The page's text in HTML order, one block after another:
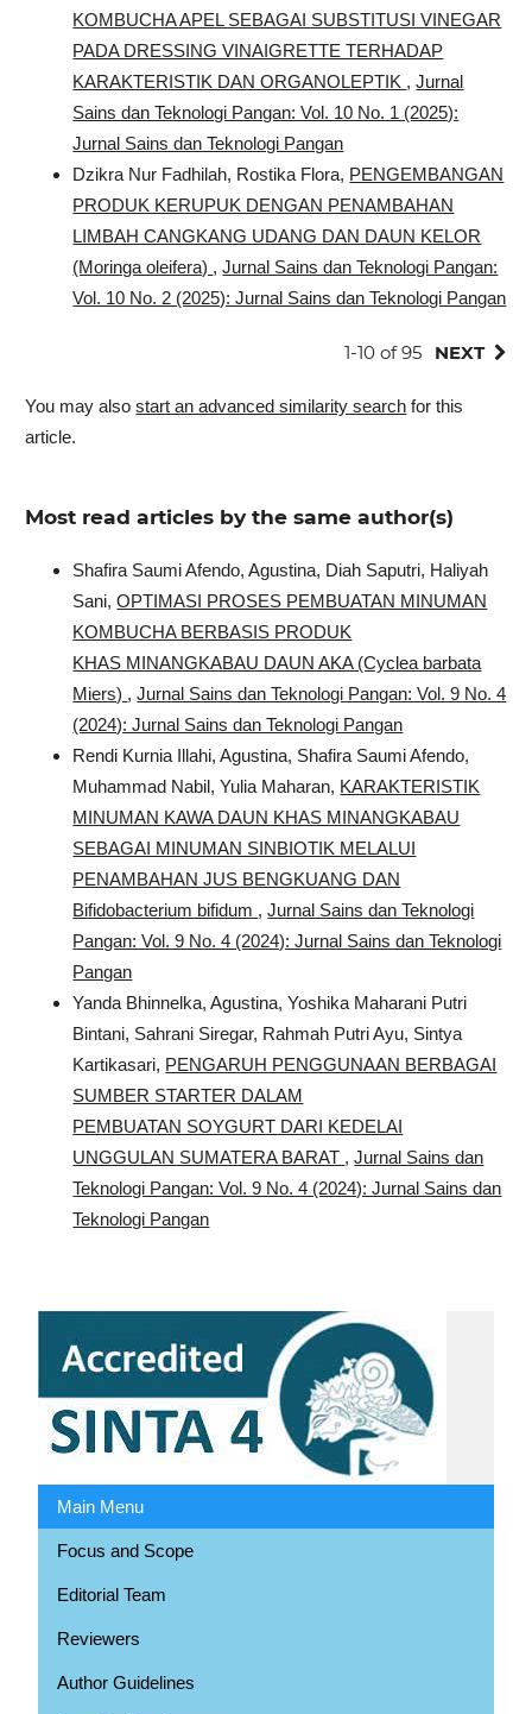
KOMBUCHA APEL SEBAGAI SUBSTITUSI VINEGAR
PADA DRESSING VINAIGRETTE TERHADAP
KARAKTERISTIK DAN ORGANOLEPTIK ,Jurnal
Sains dan Teknologi Pangan: Vol. 10 No. 1 (2025):
Jurnal Sains dan Teknologi Pangan
Dzikra Nur Fadhilah, Rostika Flora, PENGEMBANGAN
PRODUK KERUPUK DENGAN PENAMBAHAN
LIMBAH CANGKANG UDANG DAN DAUN KELOR
(Moringa oleifera) ,Jurnal Sains dan Teknologi Pangan:
Vol. 10 No. 2 (2025): Jurnal Sains dan Teknologi Pangan
1-10 of 95 NEXT
You may alsostart an advanced similarity search for this
article.
Most read articles by the same author(s)
Shafira Saumi Afendo, Agustina, Diah Saputri, Haliyah
Sani,OPTIMASI PROSES PEMBUATAN MINUMAN
KOMBUCHA BERBASIS PRODUK
KHAS MINANGKABAU DAUN AKA (Cyclea barbata
Miers) ,Jurnal Sains dan Teknologi Pangan: Vol. 9 No. 4
(2024): Jurnal Sains dan Teknologi Pangan
Rendi Kurnia Illahi, Agustina, Shafira Saumi Afendo,
Muhammad Nabil, Yulia Maharan, KARAKTERISTIK
MINUMAN KAWA DAUN KHAS MINANGKABAU
SEBAGAI MINUMAN SINBIOTIK MELALUI
PENAMBAHAN JUS BENGKUANG DAN
Bifidobacterium bifidum ,Jurnal Sains dan Teknologi
Pangan: Vol. 9 No. 4 (2024): Jurnal Sains dan Teknologi
Pangan
Yanda Bhinnelka, Agustina, Yoshika Maharani Putri
Bintani, Sahrani Siregar, Rahmah Putri Ayu, Sintya
Kartikasari, PENGARUH PENGGUNAAN BERBAGAI
SUMBER STARTER DALAM
PEMBUATAN SOYGURT DARI KEDELAI
UNGGULAN SUMATERA BARAT ,Jurnal Sains dan
Teknologi Pangan: Vol. 9 No. 4 (2024): Jurnal Sains dan
Teknologi Pangan
Main Menu
Focus and Scope
Editorial Team
Reviewers
Author Guidelines